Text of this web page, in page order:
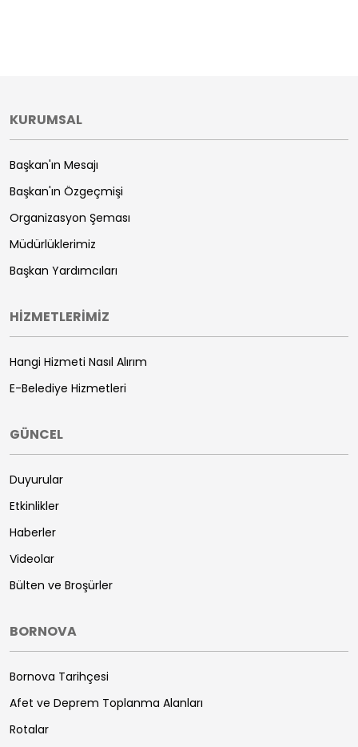
KURUMSAL
Başkan'ın Mesajı
Başkan'ın Özgeçmişi
Organizasyon Şeması
Müdürlüklerimiz
Başkan Yardımcıları
HİZMETLERİMİZ
Hangi Hizmeti Nasıl Alırım
E-Belediye Hizmetleri
GÜNCEL
Duyurular
Etkinlikler
Haberler
Videolar
Bülten ve Broşürler
BORNOVA
Bornova Tarihçesi
Afet ve Deprem Toplanma Alanları
Rotalar